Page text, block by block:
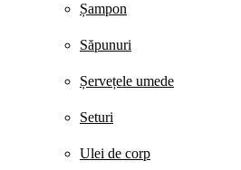
Șampon
Săpunuri
Șervețele umede
Seturi
Ulei de corp